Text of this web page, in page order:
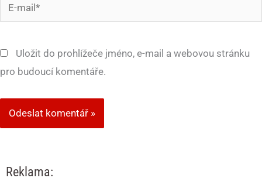
mail*
Uložit do prohlížeče jméno, e-mail a webovou stránku
pro budoucí komentáře.
Reklama: